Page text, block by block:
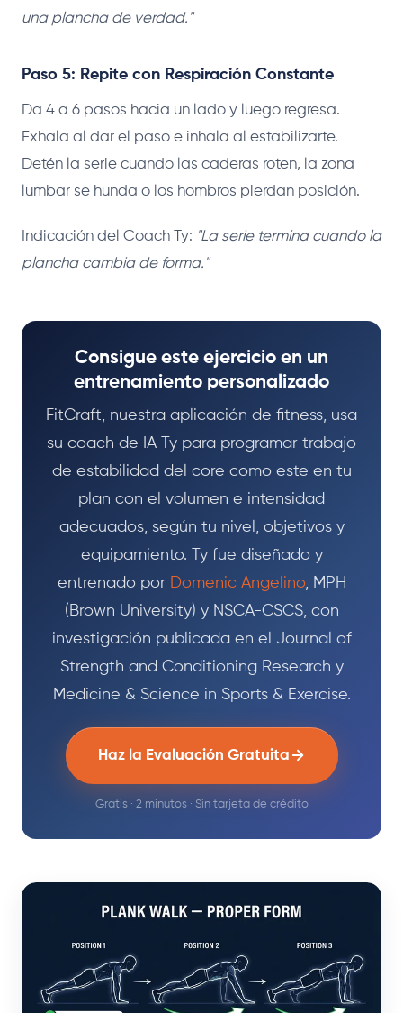
una plancha de verdad."
Paso 5: Repite con Respiración Constante
Da 4 a 6 pasos hacia un lado y luego regresa.
Exhala al dar el paso e inhala al estabilizarte.
Detén la serie cuando las caderas roten, la zona
lumbar se hunda o los hombros pierdan posición.
Indicación del Coach Ty: "La serie termina cuando la
plancha cambia de forma."
Consigue este ejercicio en un
entrenamiento personalizado
FitCraft, nuestra aplicación de fitness, usa
su coach de IA Ty para programar trabajo
de estabilidad del core como este en tu
plan con el volumen e intensidad
adecuados, según tu nivel, objetivos y
equipamiento. Ty fue diseñado y
entrenado por Domenic Angelino, MPH
(Brown University) y NSCA-CSCS, con
investigación publicada en el Journal of
Strength and Conditioning Research y
Medicine & Science in Sports & Exercise.
Haz la Evaluación Gratuita
Gratis · 2 minutos · Sin tarjeta de crédito